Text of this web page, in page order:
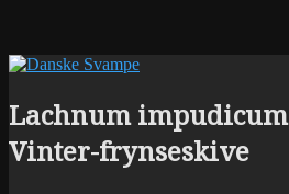
Lachnum impudicum
Vinter-frynseskive